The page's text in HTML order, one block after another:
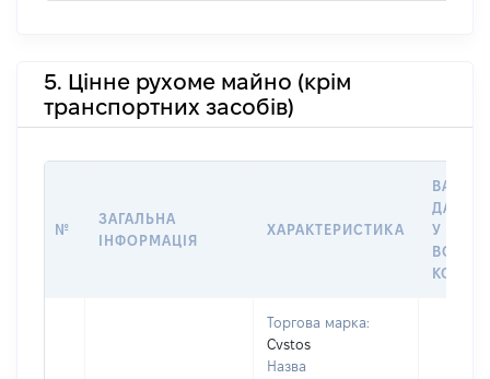
5. Цінне рухоме майно (крім
транспортних засобів)
№
ЗАГАЛЬНА
ІНФОРМАЦІЯ
ХАРАКТЕРИСТИКА
ДАТУ
У
Торгова марка:
Cvstos
Назва